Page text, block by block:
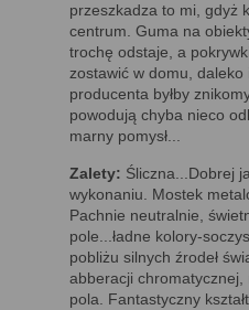
przeszkadza to mi, gdyż
centrum. Guma na
trochę odstaje, a
zostawić w domu,
producenta byłby
powodują chyba nieco
marny pomysł...
Zalety: Śliczna...Dobrej
wykonaniu. Mostek
Pachnie neutralnie,
pole...ładne kolory-
pobliżu silnych źrodeł
abberacji
pola. Fantastyczny